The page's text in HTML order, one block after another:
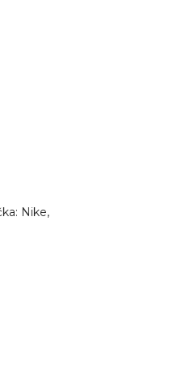
Nike,